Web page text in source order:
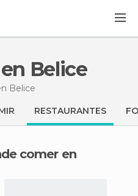
en Belice
Belice
RESTAURANTES